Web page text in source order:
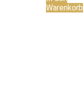
Warenkorb